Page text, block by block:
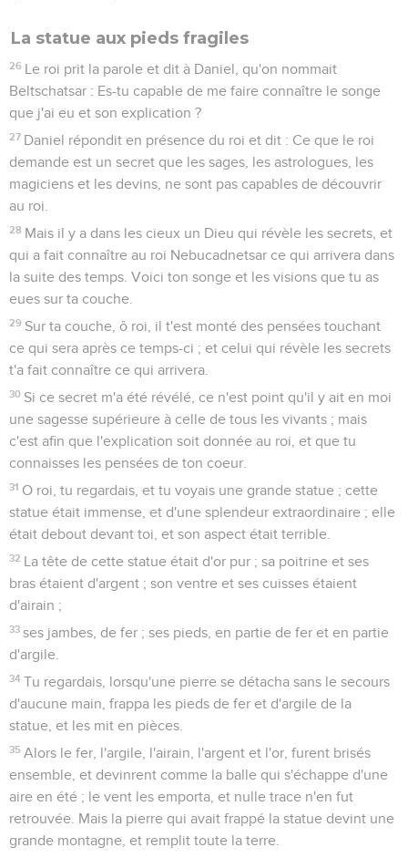
La statue aux pieds fragiles
26 Le roi prit la parole et dit à Daniel, qu'on nommait
Beltschatsar : Es-tu capable de me faire connaître le songe
que j'ai eu et son explication ?
27 Daniel répondit en présence du roi et dit : Ce que le roi
demande est un secret que les sages, les astrologues, les
magiciens et les devins, ne sont pas capables de découvrir
au roi.
28 Mais il y a dans les cieux un Dieu qui révèle les secrets, et
qui a fait connaître au roi Nebucadnetsar ce qui arrivera dans
la suite des temps. Voici ton songe et les visions que tu as
eues sur ta couche.
29 Sur ta couche, ô roi, il t'est monté des pensées touchant
ce qui sera après ce temps-ci ; et celui qui révèle les secrets
t'a fait connaître ce qui arrivera.
30 Si ce secret m'a été révélé, ce n'est point qu'il y ait en moi
une sagesse supérieure à celle de tous les vivants ; mais
c'est afin que l'explication soit donnée au roi, et que tu
connaisses les pensées de ton coeur.
31 O roi, tu regardais, et tu voyais une grande statue ; cette
statue était immense, et d'une splendeur extraordinaire ; elle
était debout devant toi, et son aspect était terrible.
32 La tête de cette statue était d'or pur ; sa poitrine et ses
bras étaient d'argent ; son ventre et ses cuisses étaient
d'airain ;
33 ses jambes, de fer ; ses pieds, en partie de fer et en partie
d'argile.
34 Tu regardais, lorsqu'une pierre se détacha sans le secours
d'aucune main, frappa les pieds de fer et d'argile de la
statue, et les mit en pièces.
35 Alors le fer, l'argile, l'airain, l'argent et l'or, furent brisés
ensemble, et devinrent comme la balle qui s'échappe d'une
aire en été ; le vent les emporta, et nulle trace n'en fut
retrouvée. Mais la pierre qui avait frappé la statue devint une
grande montagne, et remplit toute la terre.